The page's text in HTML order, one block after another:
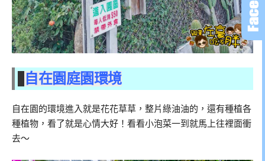
自在園庭園環境
自在園的環境進入就是花花草草，整片綠油油的，還有種植各
種植物，看了就是心情大好！看看小泡菜一到就馬上往裡面衝
去～